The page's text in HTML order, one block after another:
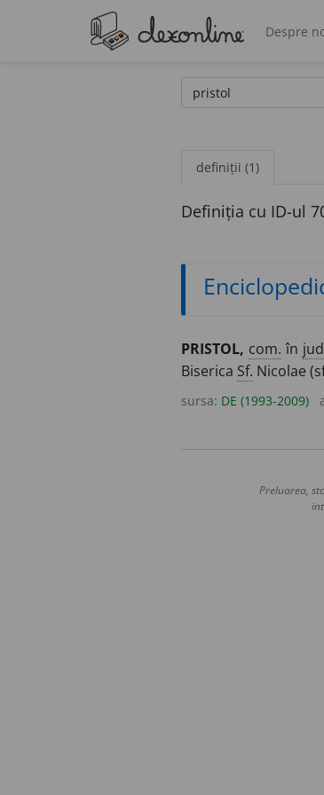
Despre
definiții (1)
Definiția cu ID-ul
PRISTOL, com. în
Biserica Sf. Nicolae
sursa: DE (1993-2009)
Preluarea,